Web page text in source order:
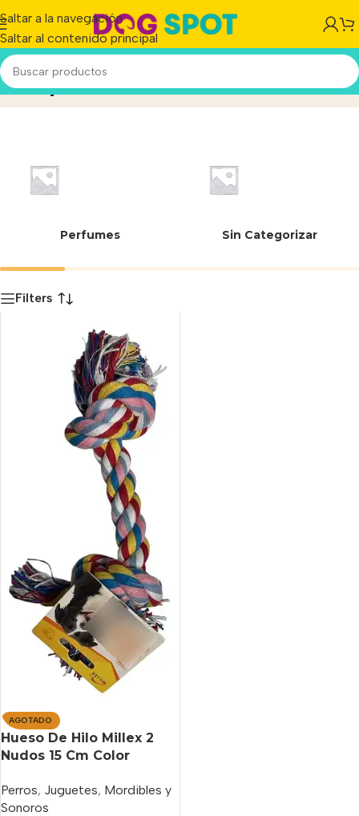
Saltar a la navegación
Saltar al contenido principal
Pequeño/MedianoInicio/Producto
Perfumes Sin Categorizar
Filters
AGOTADO
Hueso De Hilo Millex 2
Nudos 15 Cm Color
Perros, Juguetes, Mordibles y
Sonoros